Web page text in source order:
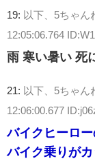
19: 以下、5ちゃん
12:05:06.764
雨 寒い暑い 死
21: 以下、5ちゃん
12:06:00.677
バイクヒーロ
バイク乗りが